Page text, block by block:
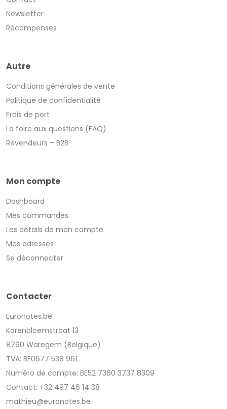
Newsletter
Récompenses
Autre
Conditions générales de vente
Politique de confidentialité
Frais de port
La foire aux questions (FAQ)
Revendeurs – B2B
Mon compte
Dashboard
Mes commandes
Les détails de mon compte
Mes adresses
Se déconnecter
Contacter
Euronotes.be
Korenbloemstraat 13
8790 Waregem (Belgique)
TVA: BE0677 538 961
Numéro de compte: BE52 7360 3737 8309
Contact: +32 497 46 14 38
mathieu@euronotes.be